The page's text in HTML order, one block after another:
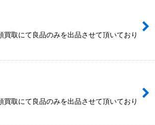
取にて良品のみを出品させて頂いており
取にて良品のみを出品させて頂いており